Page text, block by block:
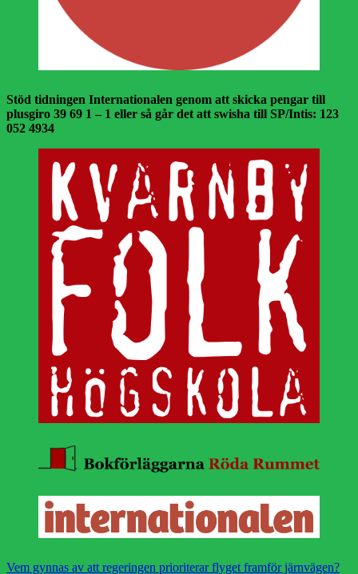
Stöd tidningen Internationalen genom att skicka pengar till
plusgiro 39 69 1 – 1 eller så går det att swisha till SP/Intis: 123
052 4934
Vem gynnas av att regeringen prioriterar flyget framför järnvägen?